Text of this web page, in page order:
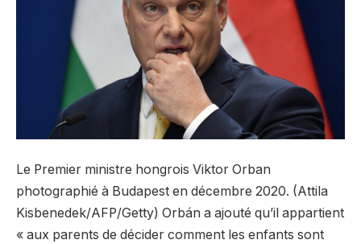
Le Premier ministre hongrois Viktor Orban
photographié à Budapest en décembre 2020. (Attila
Kisbenedek/AFP/Getty) Orbán a ajouté qu’il appartient
« aux parents de décider comment les enfants sont